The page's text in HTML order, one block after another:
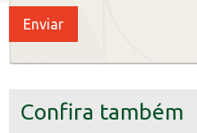
Confira também